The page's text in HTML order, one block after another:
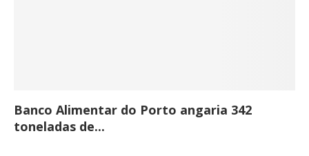
Banco Alimentar do Porto angaria 342
toneladas de...